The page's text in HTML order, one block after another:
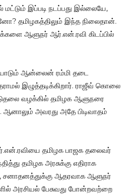
இப்படி நடப்பது இல்லையே,
தமிழகத்திலும் இந்த நிலைதான்.
ஆளுநர் ஆர்.என்.ரவி கிடப்பில்
ஆன்லைன் ரம்மி தடை
இழுத்தடிக்கிறார். ராஜீவ் கொலை
வழக்கில் தமிழக ஆளுநரை
ஆனாலும் அவரது அதே பிடிவாதம்
தமிழக பாஜக தலைவர்
தமிழக அரசுக்கு எதிராக
சனாதனத்துக்கு ஆதரவாக ஆளுநர்
அரசியல் பேசுவது போன்றவற்றை